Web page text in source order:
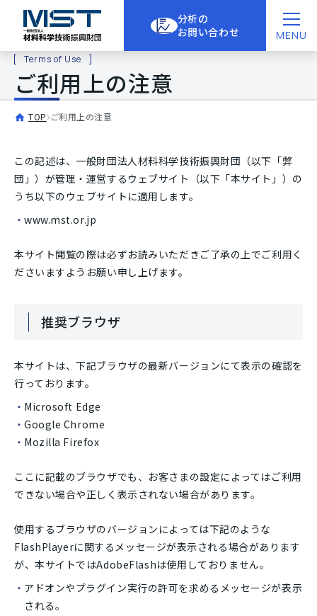
MENU
分析の
お問い合わせ
Terms of Use
ご利用上の注意
TOP ご利用上の注意
この記述は、一般財団法人材料科学技術振興財団（以下「弊
団」）が管理・運営するウェブサイト（以下「本サイト」）の
うち以下のウェブサイトに適用します。
www.mst.or.jp
本サイト閲覧の際は必ずお読みいただきご了承の上でご利用く
ださいますようお願い申し上げます。
推奨ブラウザ
本サイトは、下記ブラウザの最新バージョンにて表示の確認を
行っております。
Microsoft Edge
Google Chrome
Mozilla Firefox
ここに記載のブラウザでも、お客さまの設定によってはご利用
できない場合や正しく表示されない場合があります。
使用するブラウザのバージョンによっては下記のような
FlashPlayerに関するメッセージが表示される場合があります
が、本サイトではAdobeFlashは使用しておりません。
アドオンやプラグイン実行の許可を求めるメッセージが表示
される。